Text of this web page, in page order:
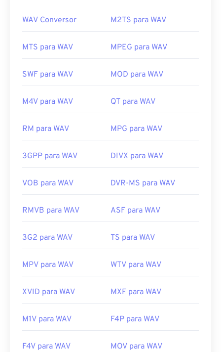
programas como
VLC Media Player
reproduzir arquivos WAV.
dos arquivosWAV
, eles são adequados para
manipulação musical.
O UltraMixeré um software
arquivos WAV funcionam bem. O Elmedia Player
Desenvolvido por:
Microsoft, IBM
Links úteis:
https://en.wikipedia.org/wiki/WAV
audio-wav
WAV Conversor M2TS para WAV
MTS para WAV MPEG para WAV
SWF para WAV MOD para WAV
M4V para WAV QT para WAV
RM para WAV MPG para WAV
3GPP para WAV DIVX para WAV
VOB para WAV DVR-MS para WAV
RMVB para WAV ASF para WAV
3G2 para WAV TS para WAV
MPV para WAV WTV para WAV
XVID para WAV MXF para WAV
M1V para WAV F4P para WAV
F4V para WAV MOV para WAV